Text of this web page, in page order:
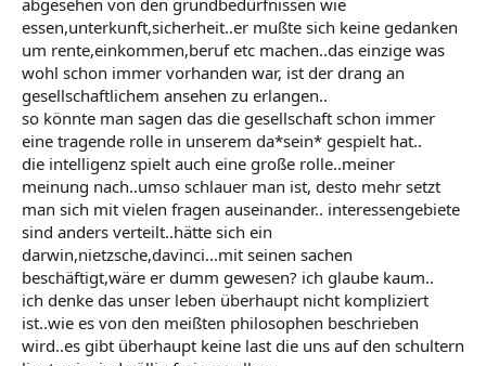
essen,unterkunft,sicherheit..er mußte sich keine gedanken
um rente,einkommen,beruf etc machen..das einzige was
wohl schon immer vorhanden war, ist der drang an
gesellschaftlichem ansehen zu erlangen..
so könnte man sagen das die gesellschaft schon immer
eine tragende rolle in unserem da*sein* gespielt hat..
die intelligenz spielt auch eine große rolle..meiner
meinung nach..umso schlauer man ist, desto mehr setzt
man sich mit vielen fragen auseinander.. interessengebiete
sind anders verteilt..hätte sich ein
darwin,nietzsche,davinci...mit seinen sachen
beschäftigt,wäre er dumm gewesen? ich glaube kaum..
ich denke das unser leben überhaupt nicht kompliziert
ist..wie es von den meißten philosophen beschrieben
wird..es gibt überhaupt keine last die uns auf den schultern